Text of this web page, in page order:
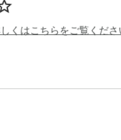
くはこちらをご覧くださ